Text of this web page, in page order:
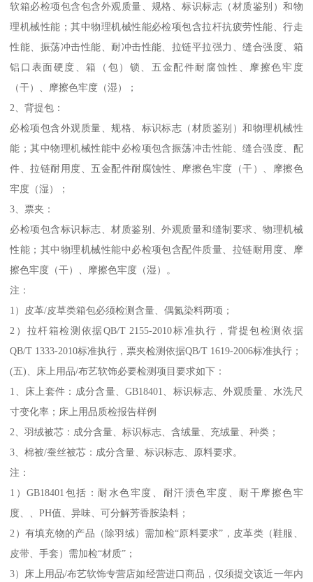
软箱必检项包含包含外观质量、规格、标识标志（材质鉴别）和物
理机械性能；其中物理机械性能必检项包含拉杆抗疲劳性能、行走
性能、振荡冲击性能、耐冲击性能、拉链平拉强力、缝合强度、箱
铝口表面硬度、箱（包）锁、五金配件耐腐蚀性、摩擦色牢度
（干）、摩擦色牢度（湿）；
2、背提包：
必检项包含外观质量、规格、标识标志（材质鉴别）和物理机械性
能；其中物理机械性能中必检项包含振荡冲击性能、缝合强度、配
件、拉链耐用度、五金配件耐腐蚀性、摩擦色牢度（干）、摩擦色
牢度（湿）；
3、票夹：
必检项包含标识标志、材质鉴别、外观质量和缝制要求、物理机械
性能；其中物理机械性能中必检项包含配件质量、拉链耐用度、摩
擦色牢度（干）、摩擦色牢度（湿）。
注：
1）皮革/皮草类箱包必须检测含量、偶氮染料两项；
2）拉杆箱检测依据QB/T 2155-2010标准执行，背提包检测依据
QB/T 1333-2010标准执行，票夹检测依据QB/T 1619-2006标准执行；
(五)、床上用品/布艺软饰必要检测项目要求如下：
1、床上套件：成分含量、GB18401、标识标志、外观质量、水洗尺
寸变化率；床上用品质检报告样例
2、羽绒被芯：成分含量、标识标志、含绒量、充绒量、种类；
3、棉被/蚕丝被芯：成分含量、标识标志、原料要求。
注：
1）GB18401包括：耐水色牢度、耐汗渍色牢度、耐干摩擦色牢
度、、PH值、异味、可分解芳香胺染料；
2）有填充物的产品（除羽绒）需加检“原料要求”，皮革类（鞋服、
皮带、手套）需加检“材质”；
3）床上用品/布艺软饰专营店如经营进口商品，仅须提交该近一年内